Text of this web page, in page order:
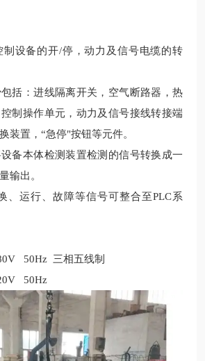
设备的开/停，动力及信号电缆的转
括：进线隔离开关，空气断路器，热
制操作单元，动力及信号接线转接端
装置， “急停"按钮等元件。
设备本体检测装置检测的信号转换成一
输出。
、运行、故障等信号可整合至PLC系
50Hz 三相五线制
50Hz